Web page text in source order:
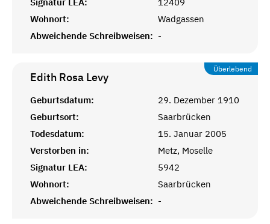
Wohnort:
Wadgassen
Abweichende Schreibweisen: -
Überlebend
Edith Rosa Levy
Geburtsdatum:
29. Dezember 1910
Geburtsort:
Saarbrücken
Todesdatum:
15. Januar 2005
Verstorben in:
Metz, Moselle
Signatur LEA:
5942
Wohnort:
Saarbrücken
Abweichende Schreibweisen: -